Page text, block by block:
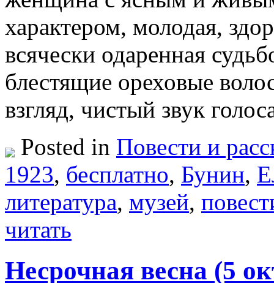
характером, молодая,
всячески одаренная
блестящие ореховые
взгляд, чистый звук
Posted in Повести и
1923, бесплатно, Бунин,
литература, музей,
читать
Несрочная весна (5